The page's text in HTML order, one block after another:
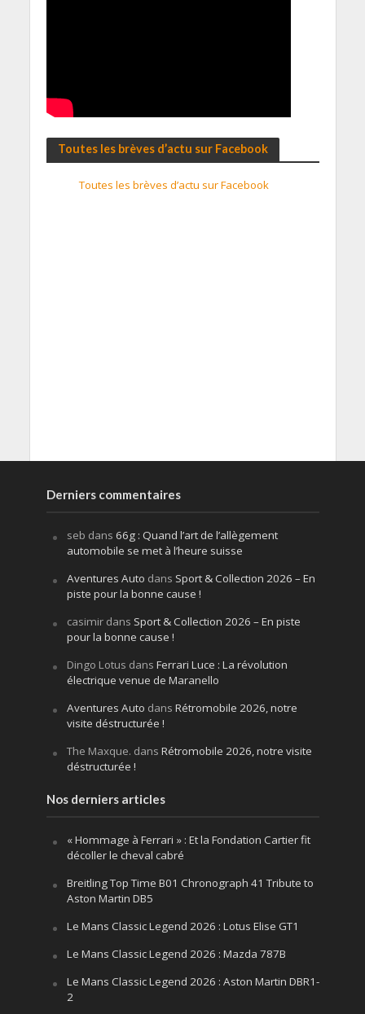
Toutes les brèves d’actu sur Facebook
Toutes les brèves d’actu sur Facebook
Derniers commentaires
seb dans 66g : Quand l’art de l’allègement
automobile se met à l’heure suisse
Aventures Auto dans Sport & Collection 2026 – En
piste pour la bonne cause !
casimirdans Sport & Collection 2026 – En piste
pour la bonne cause !
Dingo Lotus dans Ferrari Luce : La révolution
électrique venue de Maranello
Aventures Auto dans Rétromobile 2026, notre
visite déstructurée !
The Maxque. dans Rétromobile 2026, notre visite
déstructurée !
Nos derniers articles
« Hommage à Ferrari » : Et la Fondation Cartier fit
décoller le cheval cabré
Breitling Top Time B01 Chronograph 41 Tribute to
Aston Martin DB5
Le Mans Classic Legend 2026 : Lotus Elise GT1
Le Mans Classic Legend 2026 : Mazda 787B
Le Mans Classic Legend 2026 : Aston Martin DBR1-
2